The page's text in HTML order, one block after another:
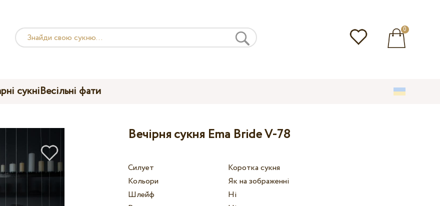
0
сукніВесільні фати
Вечірня сукня Ema Bride V-78
Силует
Коротка сукня
Кольори
Як на зображенні
Шлейф
Ні